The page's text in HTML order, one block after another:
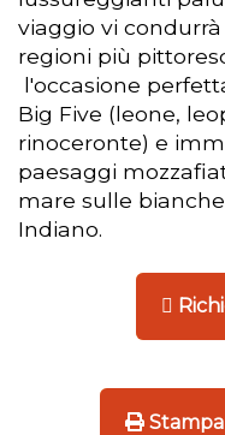
viaggio vi
regioni più
l'occasione
Big Five (leone,
rinoceronte) e
paesaggi
mare sulle
Indiano.
Stampa